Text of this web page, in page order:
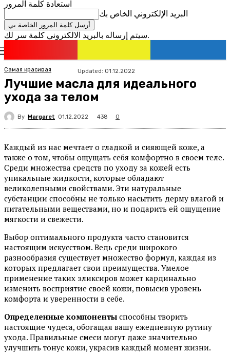
استعادة كلمة المرور
البريد الإلكتروني الخاص بك
سيتم إرساله بالبريد الالكتروني كلمة سر لك.
Самая красивая Updated: 01.12.2022
Лучшие масла для идеального
ухода за телом
By Margaret 01.12.2022 438 0
Каждый из нас мечтает о гладкой и сияющей коже, а
также о том, чтобы ощущать себя комфортно в своем теле.
Среди множества средств по уходу за кожей есть
уникальные жидкости, которые обладают
великолепными свойствами. Эти натуральные
субстанции способны не только насытить дерму влагой и
питательными веществами, но и подарить ей ощущение
мягкости и свежести.
Выбор оптимального продукта часто становится
настоящим искусством. Ведь среди широкого
разнообразия существует множество формул, каждая из
которых предлагает свои преимущества. Умелое
применение таких эликсиров может кардинально
изменить восприятие своей кожи, повысив уровень
комфорта и уверенности в себе.
Определенные компоненты способны творить
настоящие чудеса, обогащая вашу ежедневную рутину
ухода. Правильные смеси могут даже значительно
улучшить тонус кожи, украсив каждый момент жизни.